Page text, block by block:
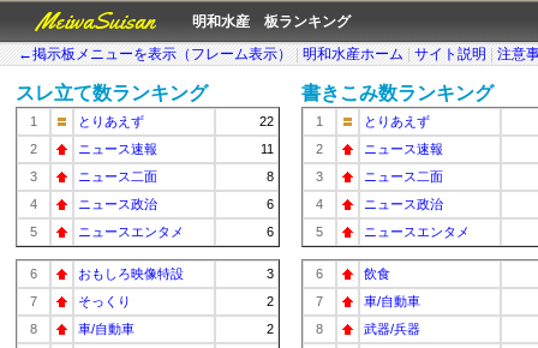
MeiwaSuisan
明和水産 板ランキング
←掲示板メニューを表示（フレーム表示）
明和水産ホーム サイト説明 注意
スレ立て数ランキング
1 とりあえず
22
2
ニュース速報
11
3
ニュース二面
8
4
ニュース政治
6
5
ニュースエンタメ 6
6 おもしろ映像特設
3
7
そっくり
2
8
車/自動車
2
書きこみ数ランキング
1
とりあえず
2
ニュース速報
3
ニュース二面
4
ニュース政治
5
ニュースエンタメ
6
飲食
7
車/自動車
8
武器/兵器